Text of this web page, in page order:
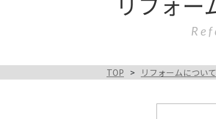
TOP リフォームについて